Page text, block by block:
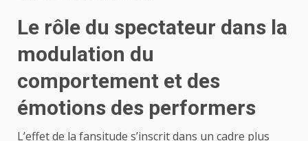
Le rôle du spectateur dans la
modulation du
comportement et des
émotions des performers
L’effet de la fansitude s’inscrit dans un cadre plus